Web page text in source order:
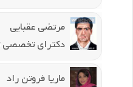
مرتضی عقبایی
دکترای تخصصی
ماریا فروتن راد